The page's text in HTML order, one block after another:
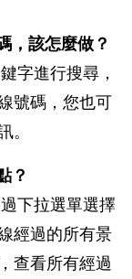
，該怎麼做？
字進行搜尋，
號碼，您也可
？
下拉選單選擇
經過的所有景
查看所有經過